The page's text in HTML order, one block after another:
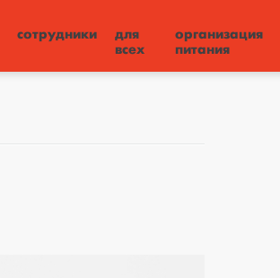
сотрудники
для
всех
организация
питания